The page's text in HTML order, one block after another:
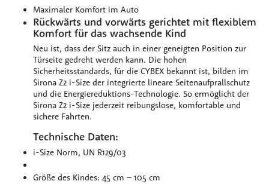
Maximaler Komfort im Auto
Rückwärts und vorwärts gerichtet mit flexiblem
Komfort für das wachsende Kind
Neu ist, dass der Sitz auch in einer geneigten Position zur
Türseite gedreht werden kann. Die hohen
Sicherheitsstandards, für die CYBEX bekannt ist, bilden im
Sirona Z2 i-Size der integrierte lineare Seitenaufprallschutz
und die Energiereduktions-Technologie. So ermöglicht der
Sirona Z2 i-Size jederzeit reibungslose, komfortable und
sichere Fahrten.
Technische Daten:
i-Size Norm, UN R129/03
Größe des Kindes: 45 cm – 105 cm